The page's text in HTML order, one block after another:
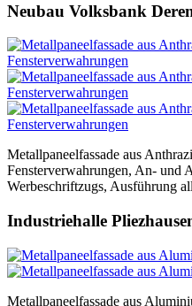
Neubau Volksbank
Metallpaneelfassade aus
Fensterverwahrungen, An- und
Werbeschriftzugs, Ausführung
Industriehalle
Metallpaneelfassade aus